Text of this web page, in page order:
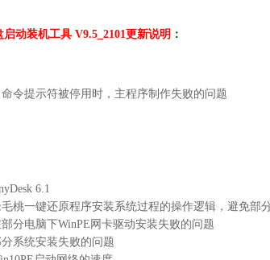
启动装机工具 V9.5_2101更新说明 ：
令提示符被停用时，主程序制作失败的问题
6.1
桃一键还原程序安装系统过程的操作逻辑，避免部
分电脑下WinPE网卡驱动安装失败的问题
系统安装失败的问题